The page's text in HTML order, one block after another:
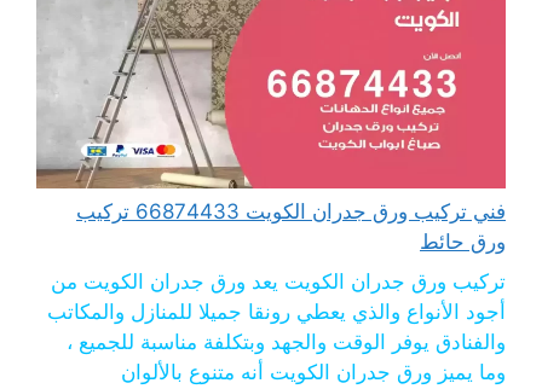
فني تركيب ورق جدران الكويت 66874433 تركيب
ورق حائط
تركيب ورق جدران الكويت يعد ورق جدران الكويت من
أجود الأنواع والذي يعطي رونقا جميلا للمنازل والمكاتب
والفنادق يوفر الوقت والجهد وبتكلفة مناسبة للجميع ،
وما يميز ورق جدران الكويت أنه متنوع بالألوان